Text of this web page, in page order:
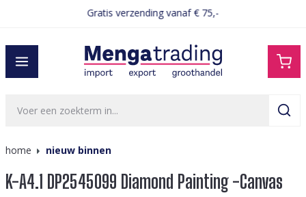
Gratis verzending vanaf € 75,-
home nieuw binnen
K-A4.1 DP2545099 Diamond Painting -Canvas